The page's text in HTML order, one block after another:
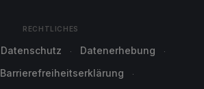
RECHTLICHES
Datenschutz
Datenerhebung
Barrierefreiheitserklärung